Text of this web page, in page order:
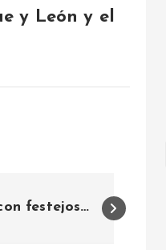
y León y el
festejos…